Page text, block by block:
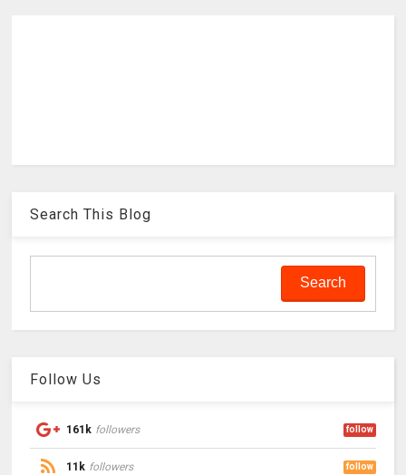
Search This Blog
Follow Us
161k followers follow
11k followers follow